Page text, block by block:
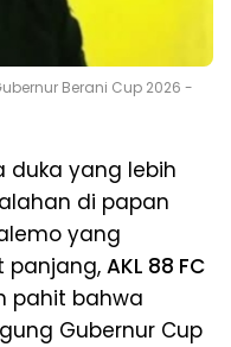
Berani Cup 2026 -
duka yang lebih
di papan
yang
panjang, AKL 88 FC
pahit bahwa
Gubernur Cup